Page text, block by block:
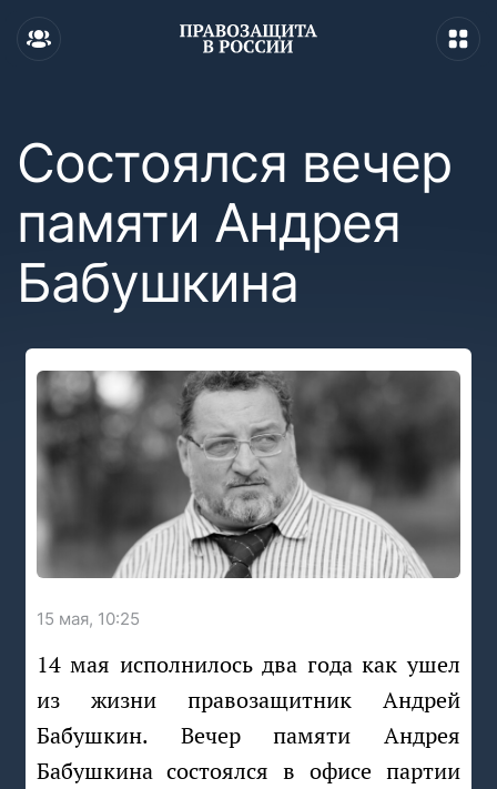
Состоялся вечер
памяти Андрея
Бабушкина
15 мая, 10:25
14 мая исполнилось два года как ушел
из жизни правозащитник Андрей
Бабушкин. Вечер памяти Андрея
Бабушкина состоялся в офисе партии